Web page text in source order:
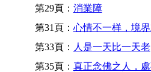
第29頁： 消業障
第31頁： 心情不一样，境
第33頁： 人是一天比一天老
第35頁： 真正念佛之人，